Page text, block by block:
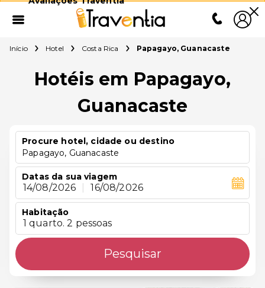
Início Hotel Costa Rica Papagayo, Guanacaste
Hotéis em Papagayo,
Guanacaste
Procure hotel, cidade ou destino
Papagayo, Guanacaste
Datas da sua viagem
14/08/2026 16/08/2026
Habitação
1 quarto. 2 pessoas
Pesquisar